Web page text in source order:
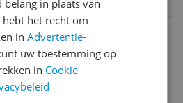
belang in plaats van
het recht om
inAdvertentie-
uw toestemming op
in Cookie-